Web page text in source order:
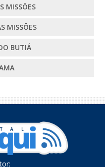
MISSÕES
MISSÕES
BUTIÁ